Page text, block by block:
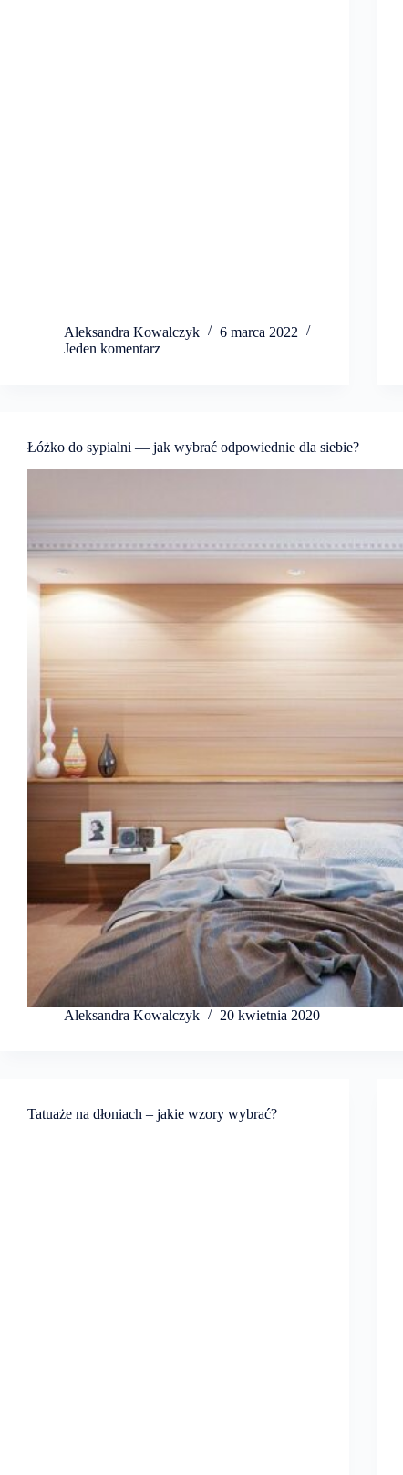
Aleksandra Kowalczyk
6 marca 2022
Jeden komentarz
Łóżko do sypialni — jak wybrać odpowiednie dla siebie?
Aleksandra Kowalczyk 20 kwietnia 2020
Tatuaże na dłoniach – jakie wzory wybrać?